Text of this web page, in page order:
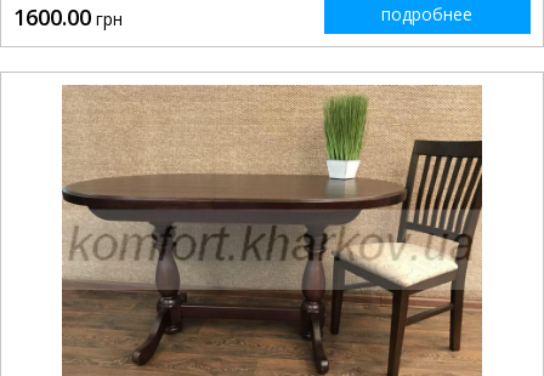
1600.00 грн подробнее